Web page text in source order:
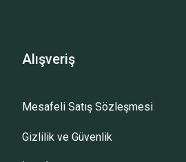
Alışveriş
Mesafeli Satış Sözleşmesi
Gizlilik ve Güvenlik